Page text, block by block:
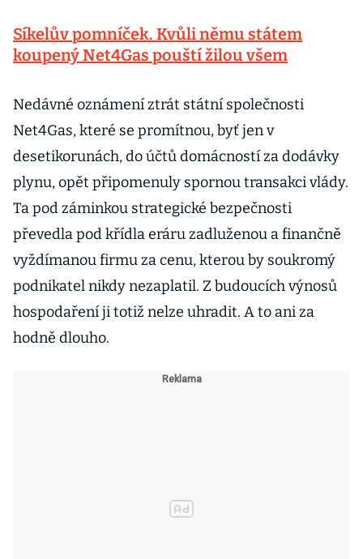
Síkelův pomníček. Kvůli němu státem
koupený Net4Gas pouští žilou všem
Nedávné oznámení ztrát státní společnosti
Net4Gas, které se promítnou, byť jen v
desetikorunách, do účtů domácností za dodávky
plynu, opět připomenuly spornou transakci vlády.
Ta pod záminkou strategické bezpečnosti
převedla pod křídla eráru zadluženou a finančně
vyždímanou firmu za cenu, kterou by soukromý
podnikatel nikdy nezaplatil. Z budoucích výnosů
hospodaření ji totiž nelze uhradit. A to ani za
hodně dlouho.